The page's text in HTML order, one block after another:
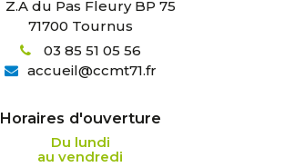
Z.A du Pas Fleury BP 75
71700 Tournus
03 85 51 05 56
accueil@ccmt71.fr
Horaires d'ouverture
Du lundi
au vendredi